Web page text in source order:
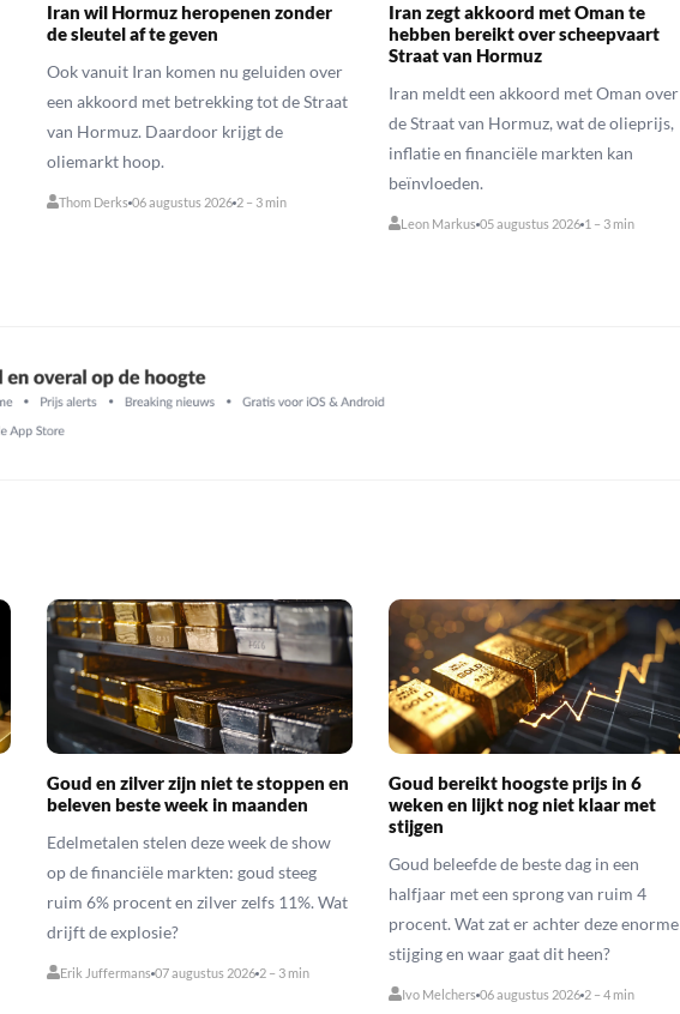
Iran wil Hormuz heropenen zonder
de sleutel af te geven
Ook vanuit Iran komen nu geluiden over
een akkoord met betrekking tot de Straat
van Hormuz. Daardoor krijgt de
oliemarkt hoop.
Thom Derks 06 augustus 2026 2 – 3 min
Iran zegt akkoord met Oman te
hebben bereikt over scheepvaart
Straat van Hormuz
Iran meldt een akkoord met Oman over
de Straat van Hormuz, wat de olieprijs,
inflatie en financiële markten kan
beïnvloeden.
Leon Markus 05 augustus 2026 1 – 3 min
Goud en zilver zijn niet te stoppen en
beleven beste week in maanden
Edelmetalen stelen deze week de show
op de financiële markten: goud steeg
ruim 6% procent en zilver zelfs 11%. Wat
drijft de explosie?
Erik Juffermans 07 augustus 2026 2 – 3 min
Goud bereikt hoogste prijs in 6
weken en lijkt nog niet klaar met
stijgen
Goud beleefde de beste dag in een
halfjaar met een sprong van ruim 4
procent. Wat zat er achter deze enorme
stijging en waar gaat dit heen?
Ivo Melchers 06 augustus 2026 2 – 4 min